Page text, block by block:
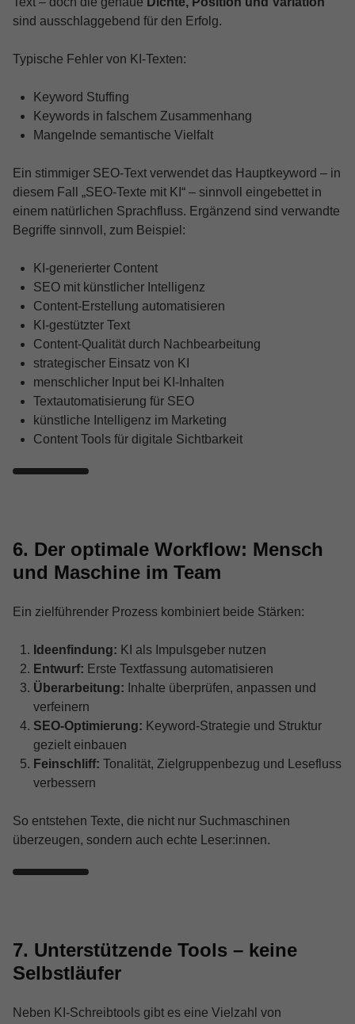
sind ausschlaggebend für den Erfolg.
Typische Fehler von KI-Texten:
Keyword Stuffing
Keywords in falschem Zusammenhang
Mangelnde semantische Vielfalt
Ein stimmiger SEO-Text verwendet das Hauptkeyword – in
diesem Fall „SEO-Texte mit KI“ – sinnvoll eingebettet in
einem natürlichen Sprachfluss. Ergänzend sind verwandte
Begriffe sinnvoll, zum Beispiel:
KI-generierter Content
SEO mit künstlicher Intelligenz
Content-Erstellung automatisieren
KI-gestützter Text
Content-Qualität durch Nachbearbeitung
strategischer Einsatz von KI
menschlicher Input bei KI-Inhalten
Textautomatisierung für SEO
künstliche Intelligenz im Marketing
Content Tools für digitale Sichtbarkeit
6. Der optimale Workflow: Mensch
und Maschine im Team
Ein zielführender Prozess kombiniert beide Stärken:
Ideenfindung: KI als Impulsgeber nutzen
Entwurf: Erste Textfassung automatisieren
Überarbeitung: Inhalte überprüfen, anpassen und
verfeinern
SEO-Optimierung: Keyword-Strategie und Struktur
gezielt einbauen
Feinschliff: Tonalität, Zielgruppenbezug und Lesefluss
verbessern
So entstehen Texte, die nicht nur Suchmaschinen
überzeugen, sondern auch echte Leser:innen.
7. Unterstützende Tools – keine
Selbstläufer
Neben KI-Schreibtools gibt es eine Vielzahl von